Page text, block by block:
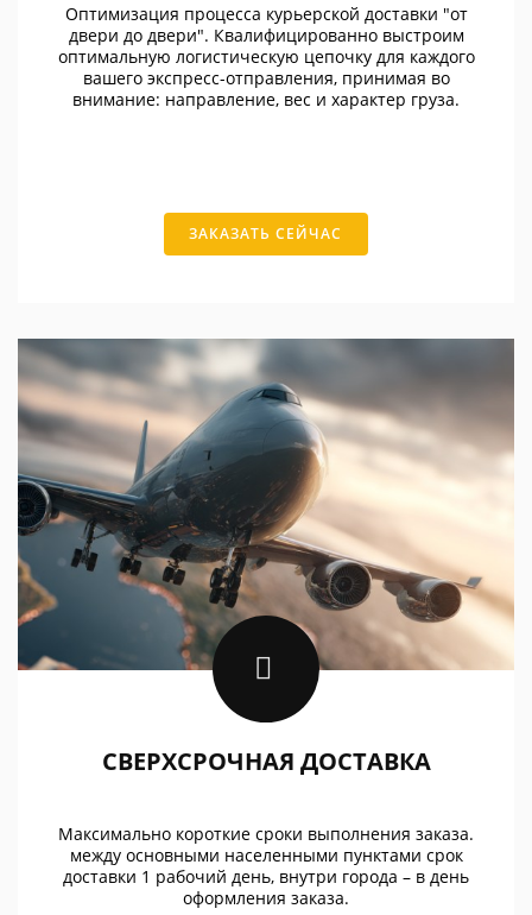
Оптимизация процесса курьерской доставки "от
двери до двери". Квалифицированно выстроим
оптимальную логистическую цепочку для каждого
вашего экспресс-отправления, принимая во
внимание: направление, вес и характер груза.
ЗАКАЗАТЬ СЕЙЧАС
СВЕРХСРОЧНАЯ ДОСТАВКА
Максимально короткие сроки выполнения заказа.
между основными населенными пунктами срок
доставки 1 рабочий день, внутри города – в день
оформления заказа.